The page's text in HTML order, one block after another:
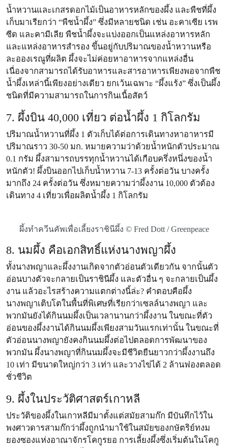
น้ำหวานและเกสรดอกไม้เป็นอาหารหลักของผึ้ง และพืชที่ผึ้ง
เก็บมาเรียกว่า “พืชน้ำผึ้ง” ซึ่งมีหลายชนิด เช่น อะคาเซีย เรพ
ซีด และคามีเลีย พืชน้ำผึ้งจะแบ่งออกเป็นแหล่งอาหารหลัก
และแหล่งอาหารสำรอง ขึ้นอยู่กับปริมาณของน้ำหวานหรือ
ละอองเรณูที่ผลิต ผึ้งจะไม่ค่อยหาอาหารจากแหล่งอื่น
เนื่องจากสามารถได้รับอาหารและสารอาหารเพียงพอจากพืช
น้ำผึ้งเหล่านี้เพียงอย่างเดียว ยกเว้นเฉพาะ “ผึ้งแร้ง” ซึ่งเป็นผึ้ง
ชนิดที่มีความสามารถในการกินเนื้อสัตว์
7. ผึ้งบิน 40,000 เที่ยว ต่อน้ำผึ้ง 1 กิโลกรัม
ปริมาณน้ำหวานที่ผึ้ง 1 ตัวเก็บได้ต่อการเดินทางหาอาหารมี
ปริมาณราว 30-50 มก. หมายความว่าด้วยน้ำหนักตัวประมาณ
0.1 กรัม ผึ้งสามารถบรรทุกน้ำหวานได้เกือบครึ่งหนึ่งของน้ำ
หนักตัว! ผึ้งบินออกไปเก็บน้ำหวาน 7-13 ครั้งต่อวัน บางครั้ง
มากถึง 24 ครั้งต่อวัน ซึ่งหมายความว่าผึ้งงาน 10,000 ตัวต้อง
เดินทาง 4 เที่ยวเพื่อผลิตน้ำผึ้ง 1 กิโลกรัม
ผึ้งทำควีนคัพเพื่อเลี้ยงราชินีผึ้ง © Fred Dott / Greenpeace
8. นมผึ้ง คือเอกสิทธิ์แห่งนางพญาผึ้ง
ทั้งนางพญาและผึ้งงานเกิดจากตัวอ่อนตัวเดียวกัน จากนั้นตัว
อ่อนบางตัวจะกลายเป็นราชินีผึ้ง และตัวอื่น ๆ จะกลายเป็นผึ้ง
งาน แล้วอะไรสร้างความแตกต่างนี้ล่ะ? คำตอบคือผึ้ง
นางพญาเติบโตในพื้นที่พิเศษที่เรียกว่าเซลล์นางพญา และ
พวกมันยังได้กินนมผึ้งเป็นเวลานานกว่าผึ้งงาน ในขณะที่ตัว
อ่อนของผึ้งงานได้กินนมผึ้งเพียงสามวันแรกเท่านั้น ในขณะที่
ตัวอ่อนนางพญายังคงกินนมผึ้งต่อไปตลอดการพัฒนาของ
พวกมัน ผึ้งนางพญาที่กินนมผึ้งจะมีชีวิตยืนยาวกว่าผึ้งงานถึง
10 เท่า มีขนาดใหญ่กว่า 3 เท่า และวางไข่ได้ 2 ล้านฟองตลอด
ชั่วชีวิต
9. ผึ้งในประวัติศาสตร์เกาหลี
ประวัติของผึ้งในเกาหลีมีมาตั้งแต่สมัยสามก๊ก มีบันทึกไว้ใน
พงศาวดารสามก๊กว่าผึ้งถูกนำมาใช้ในสมัยของกษัตริย์ทงม
ยองซองแห่งอาณาจักรโคกูรยอ การเลี้ยงผึ้งซึ่งเริ่มต้นในโคกู